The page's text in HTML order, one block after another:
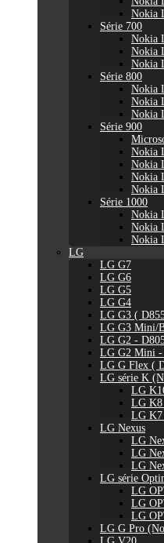
Nokia
Série 700
Nokia
Nokia
Nokia
Série 800
Nokia
Nokia
Nokia
Série 900
Nokia
Nokia
Nokia
Nokia
Série 1000
Nokia
Nokia
Nokia
LG
LG G7
LG G6
LG G5
LG G4
LG G3 (
LG G3 Mini/
LG G2 -
LG G2 Mini -
LG G Flex (
LG série K
LG
LG K8
LG K7
LG Nexus
LG
LG
LG
LG série
LG
LG
LG
LG G Pro